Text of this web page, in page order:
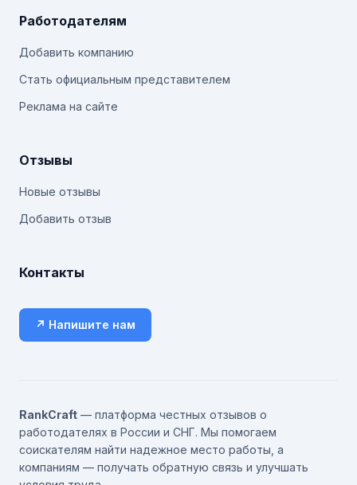
Работодателям
Добавить компанию
Стать официальным представителем
Реклама на сайте
Отзывы
Новые отзывы
Добавить отзыв
Контакты
↗ Напишите нам
RankCraft — платформа честных отзывов о
работодателях в России и СНГ. Мы помогаем
соискателям найти надежное место работы, а
компаниям — получать обратную связь и улучшать